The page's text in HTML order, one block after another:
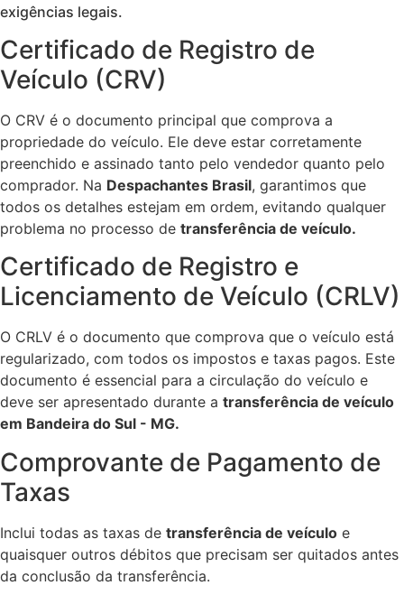
exigências legais.
Certificado de Registro de
Veículo (CRV)
O CRV é o documento principal que comprova a
propriedade do veículo. Ele deve estar corretamente
preenchido e assinado tanto pelo vendedor quanto pelo
comprador. Na Despachantes Brasil, garantimos que
todos os detalhes estejam em ordem, evitando qualquer
problema no processo de transferência de veículo.
Certificado de Registro e
Licenciamento de Veículo (CRLV)
O CRLV é o documento que comprova que o veículo está
regularizado, com todos os impostos e taxas pagos. Este
documento é essencial para a circulação do veículo e
deve ser apresentado durante a transferência de veículo
em Bandeira do Sul - MG.
Comprovante de Pagamento de
Taxas
Inclui todas as taxas de transferência de veículo e
quaisquer outros débitos que precisam ser quitados antes
da conclusão da transferência.